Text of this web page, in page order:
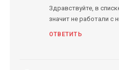
Здравствуйте, в
значит не работали с
ОТВЕТИТЬ